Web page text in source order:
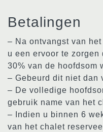
Betalingen
– Na ontvangst van
u een ervoor te
30% van de hoofdsom
– Gebeurd dit niet dan
– De volledige
gebruik name van het
– Indien u binnen 6
van het chalet